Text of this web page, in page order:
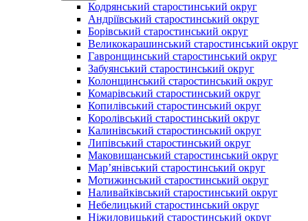
Кодрянський старостинський округ
Андріївський старостинський округ
Борівський старостинський округ
Великокарашинський старостинський округ
Гавронщинський старостинський округ
Забуянський старостинський округ
Колонщинський старостинський округ
Комарівський старостинський округ
Копилівський старостинський округ
Королівський старостинський округ
Калинівський старостинський округ
Липівський старостинський округ
Маковищанський старостинський округ
Мар’янівський старостинський округ
Мотижинський старостинський округ
Наливайківський старостинський округ
Небелицький старостинський округ
Ніжиловицький старостинський округ